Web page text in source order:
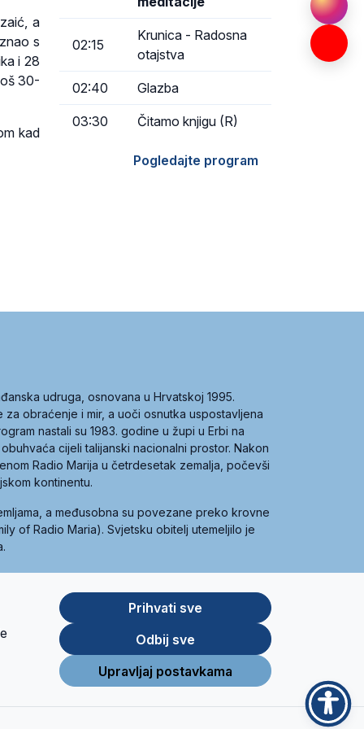
a
s
i 28
30-
kad
02:15
Krunica - Radosna
otajstva
02:40 Glazba
03:30 Čitamo knjigu (R)
Pogledajte program
udruga, osnovana u Hrvatskoj 1995.
obraćenje i mir, a uoči osnutka uspostavljena
nastali su 1983. godine u župi u Erbi na
cijeli talijanski nacionalni prostor. Nakon
Radio Marija u četrdesetak zemalja, počevši
kontinentu.
a međusobna su povezane preko krovne
of Radio Maria). Svjetsku obitelj utemeljilo je
Store
Prihvati sve
Odbij sve
Upravljaj postavkama